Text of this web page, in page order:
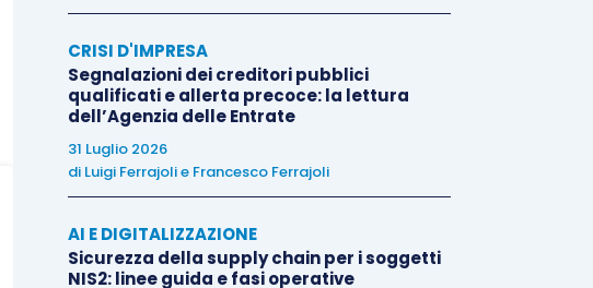
CRISI D'IMPRESA
Segnalazioni dei creditori pubblici
qualificati e allerta precoce: la lettura
dell’Agenzia delle Entrate
31 Luglio 2026
di Luigi Ferrajolie Francesco Ferrajoli
AI E DIGITALIZZAZIONE
Sicurezza della supply chain per i soggetti
NIS2: linee guida e fasi operative